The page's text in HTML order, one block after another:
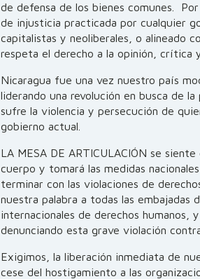
de defensa de los bienes comunes.
de injusticia practicada por cualquier
capitalistas y neoliberales, o alineado
respeta el derecho a la opinión, crítica
Nicaragua fue una vez nuestro país
liderando una revolución en busca de
sufre la violencia y persecución de
gobierno actual.
LA MESA DE ARTICULACIÓN se
cuerpo y tomará las medidas
terminar con las violaciones de
nuestra palabra a todas las embajadas
internacionales de derechos humanos,
denunciando esta grave violación
Exigimos, la liberación inmediata de
cese del hostigamiento a las